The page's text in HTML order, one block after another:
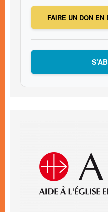
FAIRE UN DON